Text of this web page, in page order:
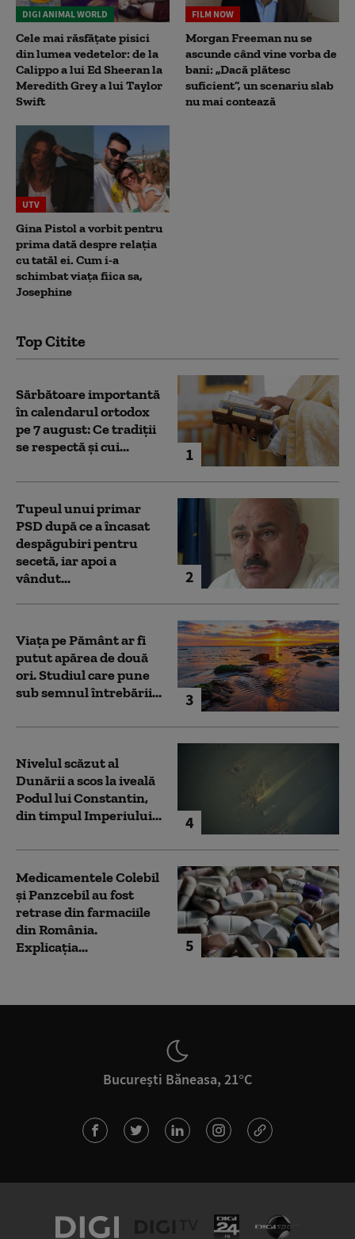
DIGI ANIMAL WORLD
Cele mai răsfățate pisici
din lumea vedetelor: de la
Calippo a lui Ed Sheeran la
Meredith Grey a lui Taylor
Swift
FILM NOW
Morgan Freeman nu se
ascunde când vine vorba de
bani: „Dacă plătesc
suficient”, un scenariu slab
nu mai contează
UTV
Gina Pistol a vorbit pentru
prima dată despre relația
cu tatăl ei. Cum i-a
schimbat viața fiica sa,
Josephine
Top Citite
1
Sărbătoare importantă
în calendarul ortodox
pe 7 august: Ce tradiții
se respectă și cui...
2
Tupeul unui primar
PSD după ce a încasat
despăgubiri pentru
secetă, iar apoi a
vândut...
3
Viața pe Pământ ar fi
putut apărea de două
ori. Studiul care pune
sub semnul întrebării...
4
Nivelul scăzut al
Dunării a scos la iveală
Podul lui Constantin,
din timpul Imperiului...
5
Medicamentele Colebil
și Panzcebil au fost
retrase din farmaciile
din România.
Explicația...
București Băneasa, 21°C